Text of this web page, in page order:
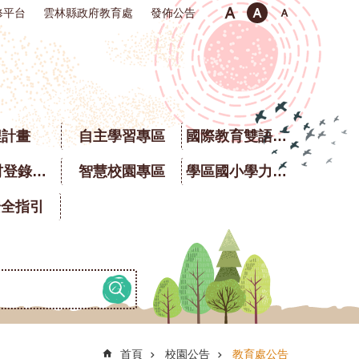
平台 雲林縣政府教育處 發佈公告
畫 自主學習專區 國際教育雙語專區
校園食材登錄平臺 智慧校園專區 學區國小學力銜接題庫
指引
首頁 校園公告 教育處公告